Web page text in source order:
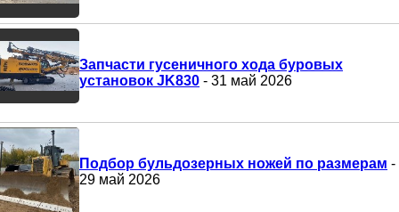
Запчасти гусеничного хода буровых
установок JK830 - 31 май 2026
Подбор бульдозерных ножей по размерам -
29 май 2026